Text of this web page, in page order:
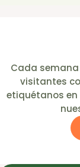
Cada
visitantes
etiquétanos